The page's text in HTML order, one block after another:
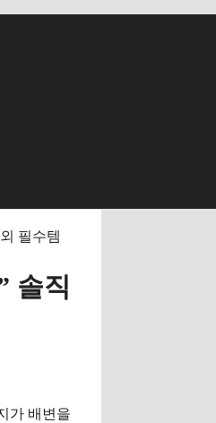
필수템
솔직
가 배변을